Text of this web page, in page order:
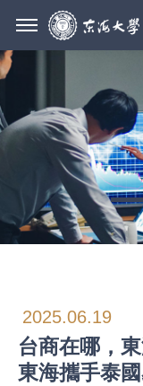
2025.06.19
台商在哪，
東海攜手泰